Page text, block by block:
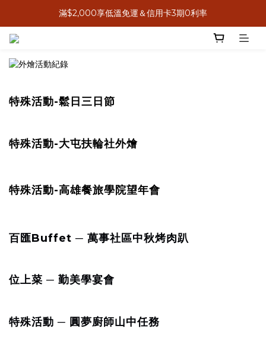
8月感恩獻心意，送禮送米其林
滿$2,000享低溫免運＆信用卡3期0利率
特殊活動-鬆日三日節
特殊活動-大屯扶輪社外燴
特殊活動-高雄餐旅學院望年會
百匯Buffet ─ 萬事社區中秋烤肉趴
位上菜 ─ 勤美學宴會
特殊活動 ─ 圓夢廚師山中任務